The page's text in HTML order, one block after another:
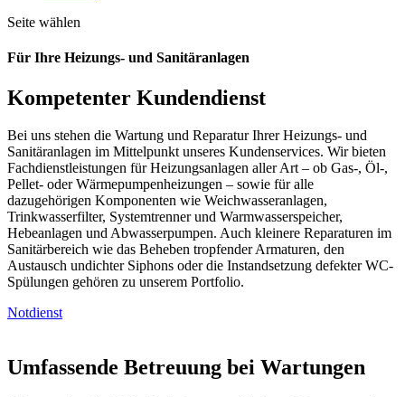
Seite wählen
Für Ihre Heizungs- und Sanitäranlagen
Kompetenter Kundendienst
Bei uns stehen die Wartung und Reparatur Ihrer Heizungs- und
Sanitäranlagen im Mittelpunkt unseres Kundenservices. Wir bieten
Fachdienstleistungen für Heizungsanlagen aller Art – ob Gas-, Öl-,
Pellet- oder Wärmepumpenheizungen – sowie für alle
dazugehörigen Komponenten wie Weichwasseranlagen,
Trinkwasserfilter, Systemtrenner und Warmwasserspeicher,
Hebeanlagen und Abwasserpumpen. Auch kleinere Reparaturen im
Sanitärbereich wie das Beheben tropfender Armaturen, den
Austausch undichter Siphons oder die Instandsetzung defekter WC-
Spülungen gehören zu unserem Portfolio.
Notdienst
Umfassende Betreuung bei Wartungen